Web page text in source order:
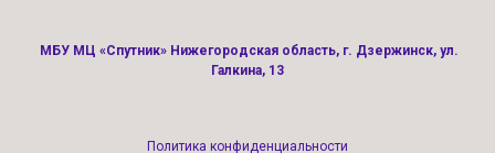
МБУ МЦ «Спутник» Нижегородская область, г. Дзержинск, ул.
Галкина, 13
Политика конфиденциальности